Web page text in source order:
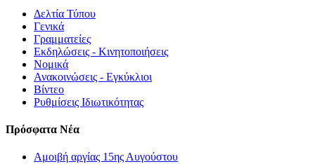
Δελτία Τύπου
Γενικά
Γραμματείες
Εκδηλώσεις - Κινητοποιήσεις
Νομικά
Ανακοινώσεις - Εγκύκλιοι
Βίντεο
Ρυθμίσεις Ιδιωτικότητας
Πρόσφατα Νέα
Αμοιβή αργίας 15ης Αυγούστου